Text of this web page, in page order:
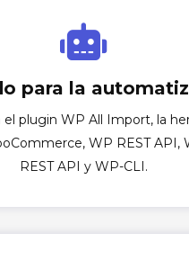
para la
plugin WP All Import, la
WP REST API,
REST API y WP-CLI.